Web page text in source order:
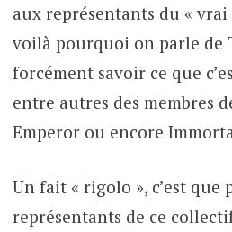
aux représentants du « vrai
voilà pourquoi on parle de
forcément savoir ce que
entre autres des membres
Emperor ou encore
Un fait « rigolo », c’est que
représentants de ce